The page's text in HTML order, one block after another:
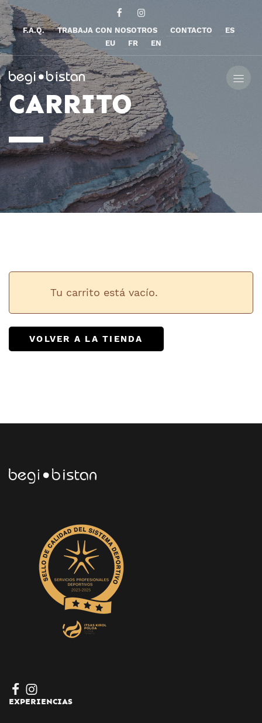
F.A.Q. TRABAJA CON NOSOTROS CONTACTO
ES
EU
FR EN
CARRITO
Tu carrito está vacío.
VOLVER A LA TIENDA
EXPERIENCIAS